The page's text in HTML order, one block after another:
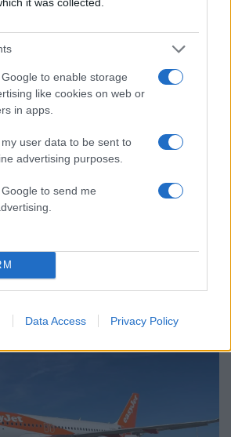
to enable storage
like cookies on web or
in apps.
user data to be sent to
advertising purposes.
to send me
Data Access Privacy Policy
Μουτσάτσου και ακόμη 20
κατά Καρυστιανού: «Δεν
για καρέκλες», αιχμές για
μοντέλο»
μελτέμι που τροφοδότησε
Αττική και Βοιωτία: «Από τα
επεισόδια των τελευταίων 50
το Πόρτο Γερμενό μετά το
πέρασμα της φωτιάς –
άρθρα